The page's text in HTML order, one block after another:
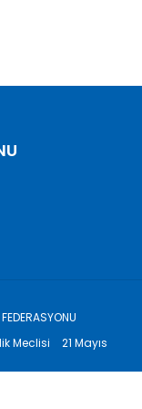
Meclisi 21 Mayıs